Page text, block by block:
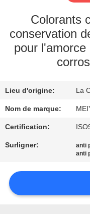
PROPOS
DE
NOUS
DE
L'USINE
CONTRÔLE
LA
QUALITÉ
Colorants
conservation
pour
Lieu d'origine: La
Nom de marque:
Certification:
Surligner: anti
anti